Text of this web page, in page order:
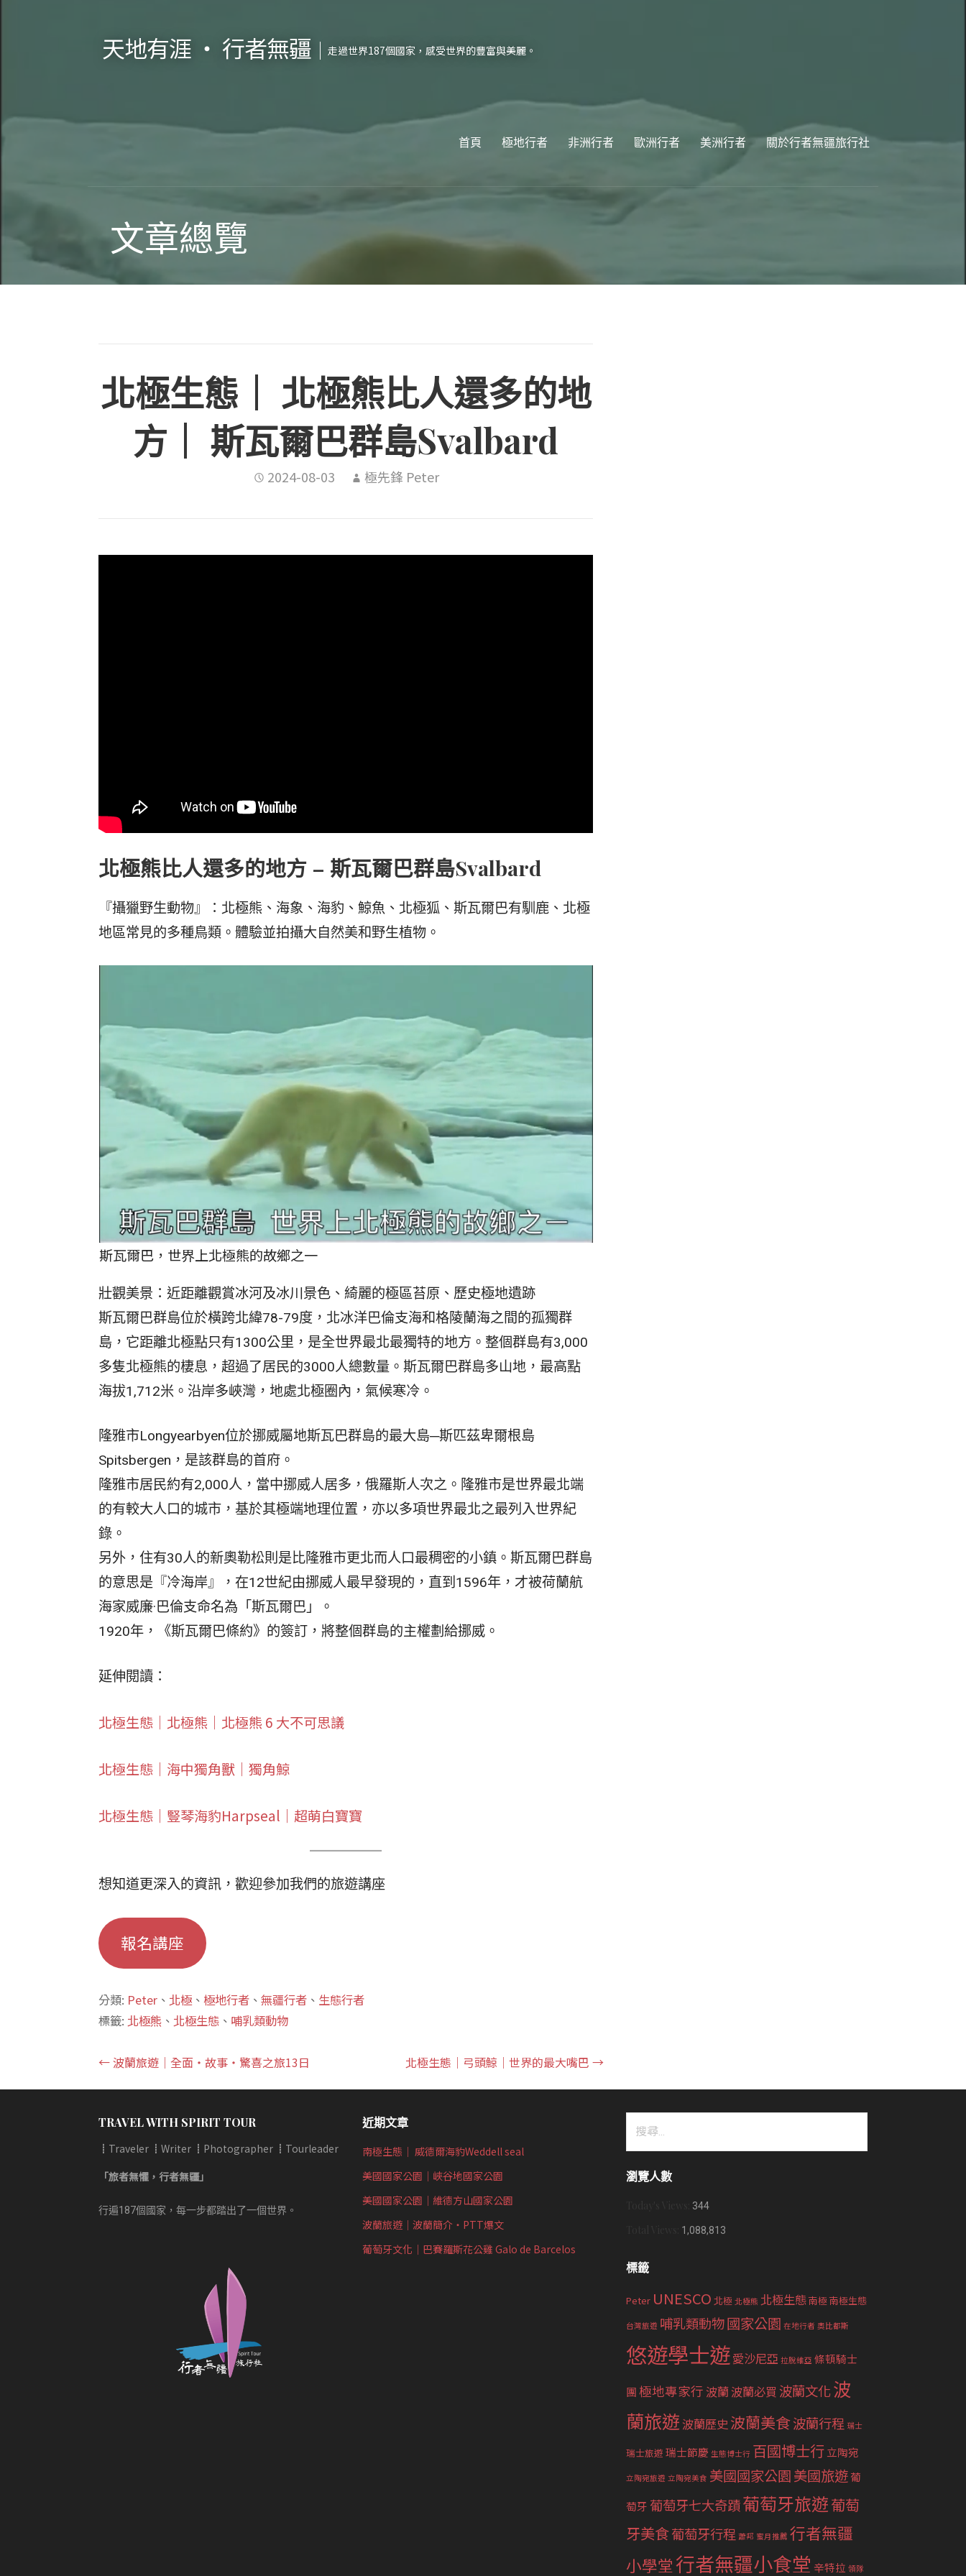
天地有涯 ‧ 行者無疆 走過世界187個國家，感受世界的豐富與美麗。
首頁 極地行者 非洲行者 歐洲行者 美洲行者 關於行者無疆旅行社
文章總覽
北極生態｜ 北極熊比人還多的地
方｜ 斯瓦爾巴群島Svalbard
2024-08-03 極先鋒 Peter
北極熊比人還多的地方 – 斯瓦爾巴群島Svalbard
『攝獵野生動物』：北極熊、海象、海豹、鯨魚、北極狐、斯瓦爾巴有馴鹿、北極
地區常見的多種鳥類。體驗並拍攝大自然美和野生植物。
斯瓦爾巴，世界上北極熊的故鄉之一
壯觀美景：近距離觀賞冰河及冰川景色、綺麗的極區苔原、歷史極地遺跡
斯瓦爾巴群島位於橫跨北緯78-79度，北冰洋巴倫支海和格陵蘭海之間的孤獨群
島，它距離北極點只有1300公里，是全世界最北最獨特的地方。整個群島有3,000
多隻北極熊的棲息，超過了居民的3000人總數量。斯瓦爾巴群島多山地，最高點
海拔1,712米。沿岸多峽灣，地處北極圈內，氣候寒冷。
隆雅市Longyearbyen位於挪威屬地斯瓦巴群島的最大島─斯匹茲卑爾根島
Spitsbergen，是該群島的首府。
隆雅市居民約有2,000人，當中挪威人居多，俄羅斯人次之。隆雅市是世界最北端
的有較大人口的城市，基於其極端地理位置，亦以多項世界最北之最列入世界紀
錄。
另外，住有30人的新奧勒松則是比隆雅市更北而人口最稠密的小鎮。斯瓦爾巴群島
的意思是『冷海岸』，在12世紀由挪威人最早發現的，直到1596年，才被荷蘭航
海家威廉·巴倫支命名為「斯瓦爾巴」。
1920年，《斯瓦爾巴條約》的簽訂，將整個群島的主權劃給挪威。
延伸閱讀：
北極生態｜北極熊｜北極熊 6 大不可思議
北極生態｜海中獨角獸｜獨角鯨
北極生態｜豎琴海豹Harpseal｜超萌白寶寶
想知道更深入的資訊，歡迎參加我們的旅遊講座
報名講座
分類: Peter 、 北極 、極地行者 、無疆行者 、 生態行者
標籤: 北極熊 、 北極生態 、 哺乳類動物
文
章
導
覽
← 波蘭旅遊｜全面‧故事‧驚喜之旅13日 北極生態｜弓頭鯨｜世界的最大嘴巴 →
TRAVEL WITH SPIRIT TOUR
┋Traveler ┋Writer ┋Photographer ┋Tourleader
「旅者無懼，行者無疆」
行遍187個國家，每一步都踏出了一個世界。
近期文章
南極生態｜ 威德爾海豹Weddell seal
美國國家公園｜峽谷地國家公園
美國國家公園｜維德方山國家公園
波蘭旅遊｜波蘭簡介‧PTT爆文
葡萄牙文化｜巴賽羅斯花公雞 Galo de Barcelos
鍵
瀏覽人數
344
1,088,813
標籤
Peter UNESCO 北極 北極熊 北極生態南極南極生態
台灣旅遊 哺乳類動物國家公園 在地行者 奧比都斯
悠遊學士遊愛沙尼亞 拉脫維亞 條頓騎士
團極地專家行 波蘭波蘭必買 波蘭文化波
蘭旅遊 波蘭歷史波蘭美食波蘭行程 瑞士
瑞士旅遊 瑞士節慶 生態博士行 百國博士行 立陶宛
立陶宛旅遊 立陶宛美食 美國國家公園美國旅遊葡
萄牙 葡萄牙七大奇蹟葡萄牙旅遊葡萄
牙美食葡萄牙行程 蕭邦 蜜月推薦 行者無疆
小學堂行者無疆小食堂 辛特拉 領隊